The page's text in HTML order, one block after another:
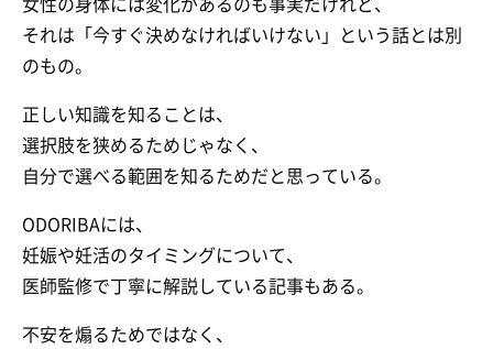
それは「今すぐ決めなければいけない」という話とは別
のもの。
正しい知識を知ることは、
選択肢を狭めるためじゃなく、
自分で選べる範囲を知るためだと思っている。
ODORIBAには、
妊娠や妊活のタイミングについて、
医師監修で丁寧に解説している記事もある。
不安を煽るためではなく、